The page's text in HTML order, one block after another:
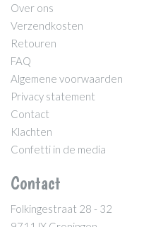
Over ons
Verzendkosten
Retouren
FAQ
Algemene voorwaarden
Privacy statement
Contact
Klachten
Confetti in de media
Contact
Folkingestraat 28 - 32